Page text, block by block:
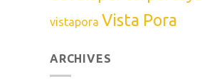
vistapora Vista Pora
ARCHIVES